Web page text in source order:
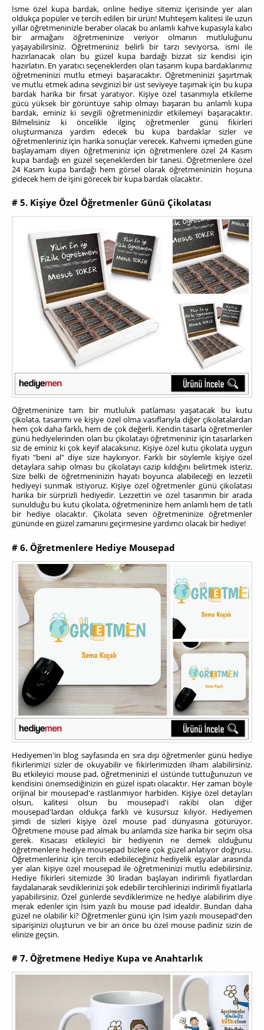
İsme özel kupa bardak, online hediye sitemiz içerisinde yer alan
oldukça popüler ve tercih edilen bir ürün! Muhteşem kalitesi ile uzun
yıllar öğretmeninizle beraber olacak bu anlamlı kahve kupasıyla kalıcı
bir armağanı öğretmeninize veriyor olmanın mutluluğunu
yaşayabilirsiniz. Öğretmeniniz belirli bir tarzı seviyorsa, ismi ile
hazırlanacak olan bu güzel kupa bardağı bizzat siz kendisi için
hazırlatın. En yaratıcı seçeneklerden olan tasarım kupa bardaklarımız
öğretmeninizi mutlu etmeyi başaracaktır. Öğretmeninizi şaşırtmak
ve mutlu etmek adına sevginizi bir üst seviyeye taşımak için bu kupa
bardak harika bir fırsat yaratıyor. Kişiye özel tasarımıyla etkileme
gücü yüksek bir görüntüye sahip olmayı başaran bu anlamlı kupa
bardak, eminiz ki sevgili öğretmeninizdir etkilemeyi başaracaktır.
Bilmelisiniz ki öncelikle ilginç öğretmenler günü fikirleri
oluşturmanıza yardım edecek bu kupa bardaklar sizler ve
öğretmenleriniz için harika sonuçlar verecek. Kahvemi içmeden güne
başlayamam diyen öğretmeniniz için öğretmenlere özel 24 Kasım
kupa bardağı en güzel seçeneklerden bir tanesi. Öğretmenlere özel
24 Kasım kupa bardağı hem görsel olarak öğretmeninizin hoşuna
gidecek hem de işini görecek bir kupa bardak olacaktır.
# 5. Kişiye Özel Öğretmenler Günü Çikolatası
Öğretmeninize tam bir mutluluk patlaması yaşatacak bu kutu
çikolata, tasarımı ve kişiye özel olma vasıflarıyla diğer çikolatalardan
hem çok daha farklı, hem de çok değerli. Kendin tasarla öğretmenler
günü hediyelerinden olan bu çikolatayı öğretmeniniz için tasarlarken
siz de eminiz ki çok keyif alacaksınız. Kişiye özel kutu çikolata uygun
fiyatı "beni al" diye size haykırıyor. Farklı bir söylemle kişiye özel
detaylara sahip olması bu çikolatayı cazip kıldığını belirtmek isteriz.
Size belki de öğretmeninizin hayatı boyunca alabileceği en lezzetli
hediyeyi sunmak istiyoruz. Kişiye özel öğretmenler günü çikolatası
harika bir sürprizli hediyedir. Lezzettin ve özel tasarımın bir arada
sunulduğu bu kutu çikolata, öğretmeninize hem anlamlı hem de tatlı
bir hediye olacaktır. Çikolata seven öğretmeninize öğretmenler
gününde en güzel zamanını geçirmesine yardımcı olacak bir hediye!
# 6. Öğretmenlere Hediye Mousepad
Hediyemen'in blog sayfasında en sıra dışı öğretmenler günü hediye
fikirlerimizi sizler de okuyabilir ve fikirlerimizden ilham alabilirsiniz.
Bu etkileyici mouse pad, öğretmeninizi el üstünde tuttuğunuzun ve
kendisini önemsediğinizin en güzel ispatı olacaktır. Her zaman böyle
orijinal bir mousepad'e rastlanmıyor harbiden. Kişiye özel detayları
olsun, kalitesi olsun bu mousepad'i rakibi olan diğer
mousepad'lardan oldukça farklı ve kusursuz kılıyor. Hediyemen
şimdi de sizleri kişiye özel mouse pad dünyasına götürüyor.
Öğretmene mouse pad almak bu anlamda size harika bir seçim olsa
gerek. Kısacası etkileyici bir hediyenin ne demek olduğunu
öğretmenlere hediye mousepad bizlere çok güzel anlatıyor doğrusu.
Öğretmenleriniz için tercih edebileceğiniz hediyelik eşyalar arasında
yer alan kişiye özel mousepad ile öğretmeninizi mutlu edebilirsiniz.
Hediye fikirleri sitemizde 30 liradan başlayan indirimli fiyatlardan
faydalanarak sevdiklerinizi şok edebilir tercihlerinizi indirimli fiyatlarla
yapabilirsiniz. Özel günlerde sevdiklerimize ne hediye alabilirim diye
merak edenler için İsim yazılı bu mouse pad idealdir. Bundan daha
güzel ne olabilir ki? Öğretmenler günü için İsim yazılı mousepad'den
siparişinizi oluşturun ve bir an önce bu özel mouse padiniz sizin de
elinize geçsin.
# 7. Öğretmene Hediye Kupa ve Anahtarlık